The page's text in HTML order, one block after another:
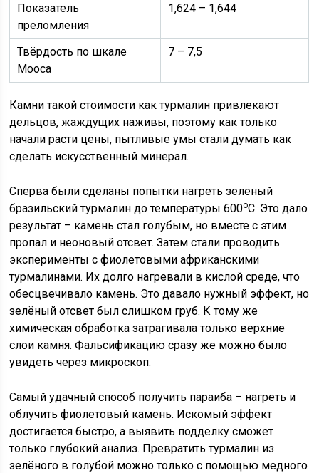
Показатель
преломления
1,624 – 1,644
Твёрдость по шкале
Мооса
7 – 7,5
Камни такой стоимости как турмалин привлекают
дельцов, жаждущих наживы, поэтому как только
начали расти цены, пытливые умы стали думать как
сделать искусственный минерал.
Сперва были сделаны попытки нагреть зелёный
бразильский турмалин до температуры 600оС. Это дало
результат – камень стал голубым, но вместе с этим
пропал и неоновый отсвет. Затем стали проводить
эксперименты с фиолетовыми африканскими
турмалинами. Их долго нагревали в кислой среде, что
обесцвечивало камень. Это давало нужный эффект, но
зелёный отсвет был слишком груб. К тому же
химическая обработка затрагивала только верхние
слои камня. Фальсификацию сразу же можно было
увидеть через микроскоп.
Самый удачный способ получить параиба – нагреть и
облучить фиолетовый камень. Искомый эффект
достигается быстро, а выявить подделку сможет
только глубокий анализ. Превратить турмалин из
зелёного в голубой можно только с помощью медного